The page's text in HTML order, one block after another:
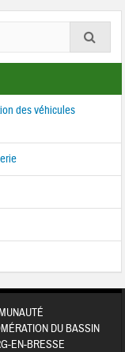
des véhicules
DU BASSIN
EN-BRESSE